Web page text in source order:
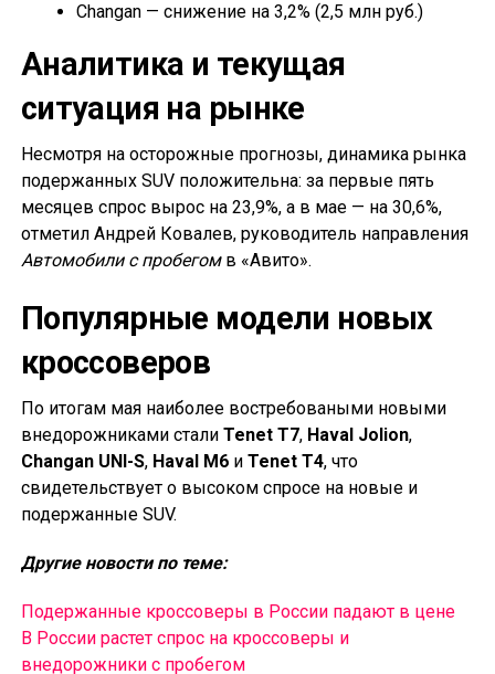
Changan — снижение на 3,2% (2,5 млн руб.)
Аналитика и текущая
ситуация на рынке
Несмотря на осторожные прогнозы, динамика рынка
подержанных SUV положительна: за первые пять
месяцев спрос вырос на 23,9%, а в мае — на 30,6%,
отметил Андрей Ковалев, руководитель направления
Автомобили с пробегомв «Авито».
Популярные модели новых
кроссоверов
По итогам мая наиболее востребоваными новыми
внедорожниками стали Tenet T7, Haval Jolion,
Changan UNI-S, Haval M6и Tenet T4, что
свидетельствует о высоком спросе на новые и
подержанные SUV.
Другие новости по теме:
Подержанные кроссоверы в России падают в цене
В России растет спрос на кроссоверы и
внедорожники с пробегом